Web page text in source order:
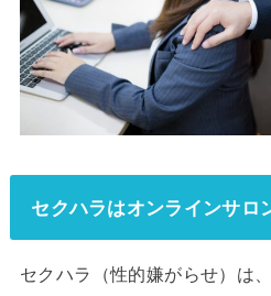
セクハラはオンラインサロ
セクハラ（性的嫌がらせ）は